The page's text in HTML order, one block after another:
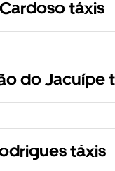
táxis
do Jacuípe
táxis